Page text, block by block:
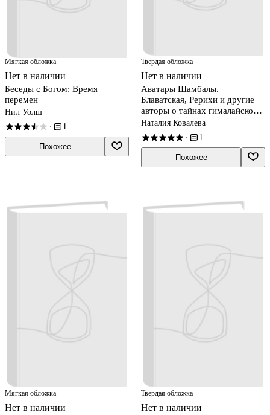
Мягкая обложка
Нет в наличии
Беседы с Богом: Время
перемен
Нил Уолш
· 1
Похожее
Твердая обложка
Нет в наличии
Аватары Шамбалы.
Блаватская, Рерихи и другие
авторы о тайнах гималайского
братства
Наталия Ковалева
· 1
Похожее
Мягкая обложка
Нет в наличии
Твердая обложка
Нет в наличии